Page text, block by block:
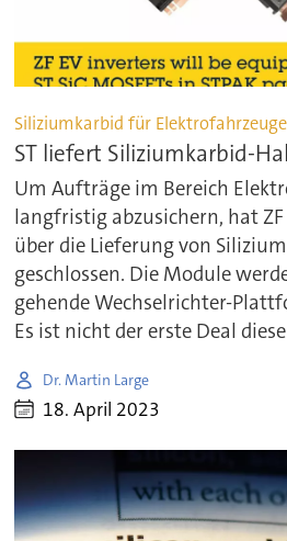
Siliziumkarbid für Elektrofahrzeuge
ST liefert Siliziumkarbid-
Um Aufträge im Bereich
langfristig abzusichern, hat
über die Lieferung von
geschlossen. Die Module
gehende Wechselrichter-
Es ist nicht der erste Deal
Dr. Martin Large
18. April 2023